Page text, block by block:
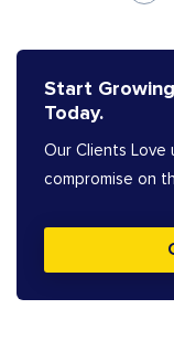
Start
Today.
Our Clients Love
compromise on